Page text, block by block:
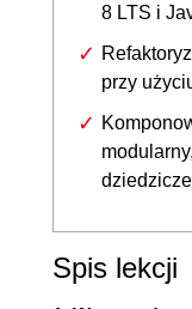
8 LTS i
przy
Spis lekcji